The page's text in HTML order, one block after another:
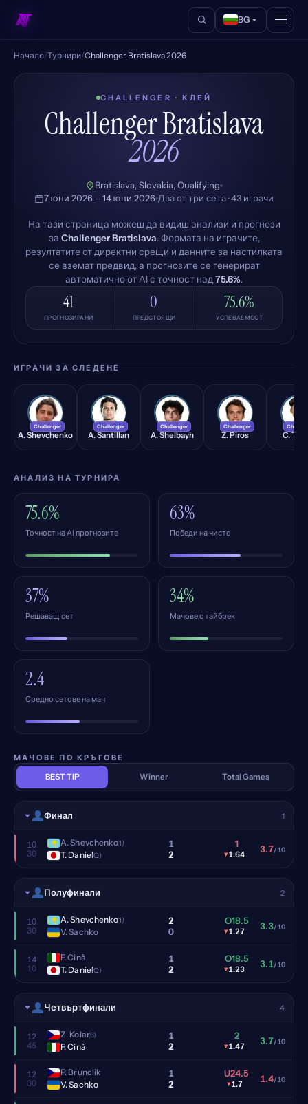
BG
Начало/Турнири/Challenger Bratislava 2026
CHALLENGER · КЛЕЙ
Challenger Bratislava
2026
Bratislava, Slovakia, Qualifying
7 юни 2026 – 14 юни 2026 Два от три сета · 43 играчи
На тази страница можеш да видиш анализи и прогнози
за Challenger Bratislava. Формата на играчите,
резултатите от директни срещи и данните за настилката
се вземат предвид, а прогнозите се генерират
автоматично от AI с точност над 75.6%.
41
ПРОГНОЗИРАНИ
0
ПРЕДСТОЯЩИ
75.6%
УСПЕВАЕМОСТ
ИГРАЧИ ЗА СЛЕДЕНЕ
AS
Challenger
A. Shevchenko
AS
Challenger
A. Santillan
AS
Challenger
A. Shelbayh
ZP
Challenger
Z. Piros
CT
C.
АНАЛИЗ НА ТУРНИРА
75.6%
Точност на AI прогнозите
63%
Победи на чисто
37%
Решаващ сет
34%
Мачове с тайбрек
2.4
Средно сетове на мач
МАЧОВЕ ПО КРЪГОВЕ
BEST TIP
Winner Total Games
Финал 1
10
30
A. Shevchenko(1)
T. Daniel(Q)
1
2
1
▾1.64 3.7/10
Полуфинали 2
10
30
A. Shevchenko(1)
V. Sachko
2
0
O18.5
▾1.27 3.3/10
14
10
F. Cinà
T. Daniel(Q)
1
2
O18.5
▾1.23 3.1/10
Четвъртфинали 4
12
45
Z. Kolar(6)
F. Cinà
1
2
2
▾1.47 3.7/10
12
30
P. Brunclik
V. Sachko
1
2
U24.5
▾1.7 1.4/10